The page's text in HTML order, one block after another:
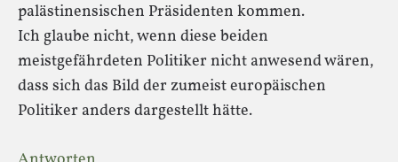
palästinensischen Präsidenten kommen.
Ich glaube nicht, wenn diese beiden
meistgefährdeten Politiker nicht anwesend wären,
dass sich das Bild der zumeist europäischen
Politiker anders dargestellt hätte.